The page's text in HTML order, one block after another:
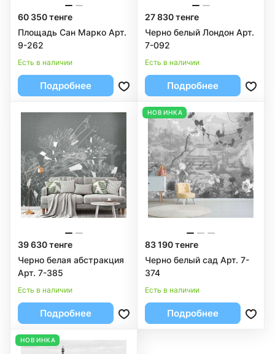
60 350 тенге
Площадь Сан Марко Арт.
9-262
Есть в наличии
Подробнее
27 830 тенге
Черно белый Лондон Арт.
7-092
Есть в наличии
Подробнее
39 630 тенге
Черно белая абстракция
Арт. 7-385
Есть в наличии
Подробнее
НОВИНКА
83 190 тенге
Черно белый сад Арт. 7-
374
Есть в наличии
Подробнее
НОВИНКА